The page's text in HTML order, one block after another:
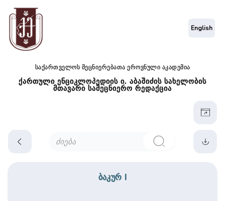
საქართველოს მეცნიერებათა ეროვნული აკადემია
ქართული ენციკლოპედიის ი. აბაშიძის სახელობის
მთავარი სამეცნიერო რედაქცია
English
ბაკურ I